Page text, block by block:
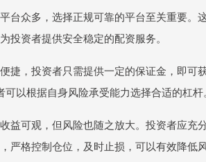
台众多，选择正规可靠的平台至关重要
投资者提供安全稳定的配资服务。
捷，投资者只需提供一定的保证金，即可
可以根据自身风险承受能力选择合适的杠杆。
益可观，但风险也随之放大。投资者应
严格控制仓位，及时止损，可以有效降低风